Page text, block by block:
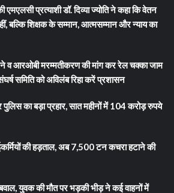
एमएलसी प्रत्याशी डॉ. दिव्या ज्योति ने कहा कि वेतन
बल्कि शिक्षक के सम्मान, आत्मसम्मान और न्याय का
व आरओबी मरम्मतीकरण की मांग कर रेल चक्का जाम
समिति को अविलंब रिहा करें प्रशासन
पुलिस का बड़ा प्रहार, सात महीनों में 104 करोड़ रुपये
की हड़ताल, अब 7,500 टन कचरा हटाने की
युवक की मौत पर भड़की भीड़ ने कई वाहनों में